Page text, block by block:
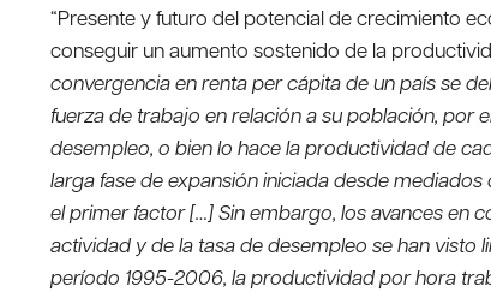
“Presente y futuro del potencial de crecimiento
conseguir un aumento sostenido de la
convergencia en renta per cápita de un país se
fuerza de trabajo en relación a su población, por
desempleo, o bien lo hace la productividad de
larga fase de expansión iniciada desde
el primer factor […]Sin embargo, los avances en
actividad y de la tasa de desempleo se han
período 1995-2006, la productividad por hora